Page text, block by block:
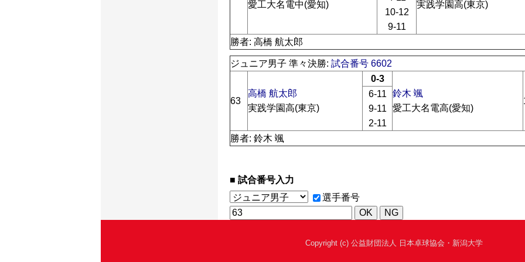
愛工大名電中(愛知) 実践学園高(東京)
10-12
9-11
勝者: 高橋 航太郎
ジュニア男子 準々決勝: 試合番号 6602
63
高橋 航太郎
実践学園高(東京)
0-3
鈴木 颯
愛工大名電高(愛知)
6-11
9-11
2-11
勝者: 鈴木 颯
試合番号入力
選手番号
Copyright (c) 公益財団法人 日本卓球協会・新潟大学